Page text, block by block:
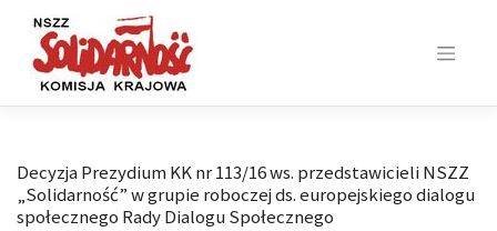
content
Decyzja Prezydium KK nr 113/16 ws. przedstawicieli NSZZ
„Solidarność” w grupie roboczej ds. europejskiego dialogu
społecznego Rady Dialogu Społecznego